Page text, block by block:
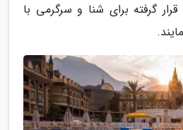
گرفته برای شنا و سرگرمی با